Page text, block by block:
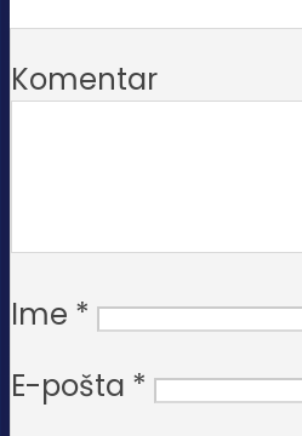
Komentar
Ime *
E-pošta *